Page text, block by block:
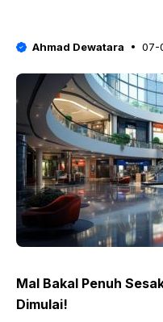
Ahmad Dewatara 07-
Mal Bakal Penuh
Dimulai!